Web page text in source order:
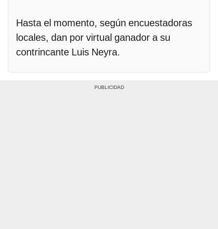
Hasta el momento, según encuestadoras
locales, dan por virtual ganador a su
contrincante Luis Neyra.